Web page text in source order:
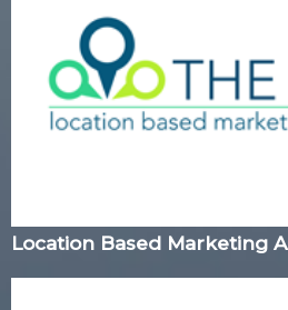
Location Based Marketing